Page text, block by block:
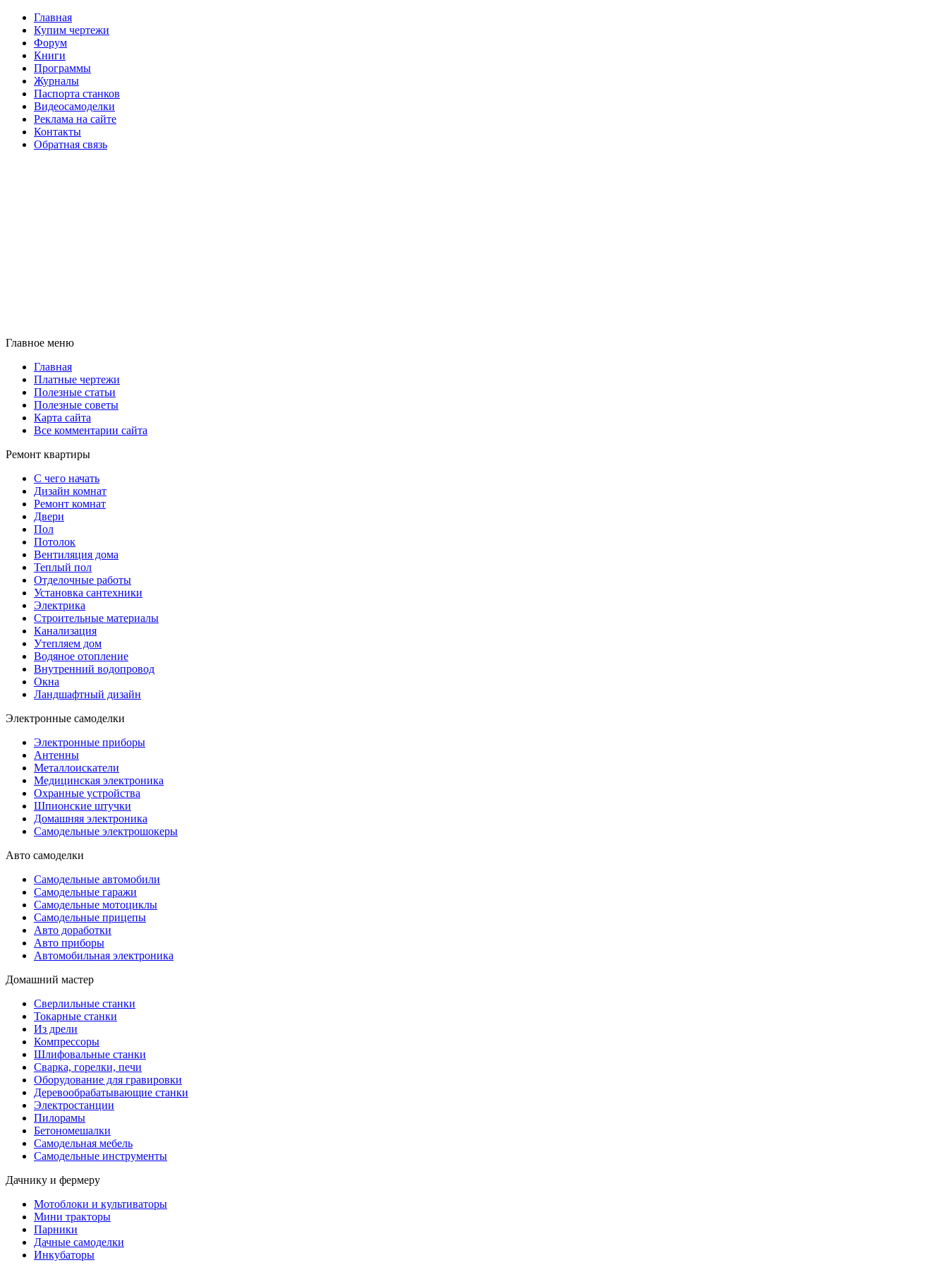
Главная
Купим чертежи
Форум
Книги
Программы
Журналы
Паспорта станков
Видеосамоделки
Реклама на сайте
Контакты
Обратная связь
Главное меню
Главная
Платные чертежи
Полезные статьи
Полезные советы
Карта сайта
Все комментарии сайта
Ремонт квартиры
С чего начать
Дизайн комнат
Ремонт комнат
Двери
Пол
Потолок
Вентиляция дома
Теплый пол
Отделочные работы
Установка сантехники
Электрика
Строительные материалы
Канализация
Утепляем дом
Водяное отопление
Внутренний водопровод
Окна
Ландшафтный дизайн
Электронные самоделки
Электронные приборы
Антенны
Металлоискатели
Медицинская электроника
Охранные устройства
Шпионские штучки
Домашняя электроника
Самодельные электрошокеры
Авто самоделки
Самодельные автомобили
Самодельные гаражи
Самодельные мотоциклы
Самодельные прицепы
Авто доработки
Авто приборы
Автомобильная электроника
Домашний мастер
Сверлильные станки
Токарные станки
Из дрели
Компрессоры
Шлифовальные станки
Сварка, горелки, печи
Оборудование для гравировки
Деревообрабатывающие станки
Электростанции
Пилорамы
Бетономешалки
Самодельная мебель
Самодельные инструменты
Дачнику и фермеру
Мотоблоки и культиваторы
Мини тракторы
Парники
Дачные самоделки
Инкубаторы